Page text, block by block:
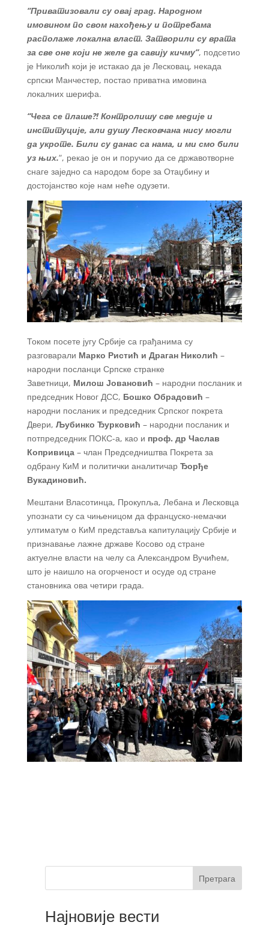
“Приватизовали су овај град. Народном
имовином по свом нахођењу и потребама
располаже локална власт. Затворили су врата
за све оне који не желе да савију кичму”, подсетио
је Николић који је истакао да је Лесковац, некада
српски Манчестер, постао приватна имовина
локалних шерифа.
“Чега се плаше?! Контролишу све медије и
институције, али душу Лесковчана нису могли
да укроте. Били су данас са нама, и ми смо били
уз њих.“, рекао је он и поручио да се државотворне
снаге заједно са народом боре за Отаџбину и
достојанство које нам неће одузети.
Током посете југу Србије са грађанима су
разговарали Марко Ристић и Драган Николић –
народни посланци Српске странке
Заветници, Милош Јовановић – народни посланик и
председник Новог ДСС, Бошко Обрадовић –
народни посланик и председник Српског покрета
Двери, Љубинко Ђурковић – народни посланик и
потпредседник ПОКС-а, као и проф. др Часлав
Копривица– члан Председништва Покрета за
одбрану КиМ и политички аналитичар Ђорђе
Вукадиновић.
Мештани Власотинца, Прокупља, Лебана и Лесковца
упознати су са чињеницом да француско-немачки
ултиматум о КиМ представља капитулацију Србије и
признавање лажне државе Косово од стране
актуелне власти на челу са Александром Вучићем,
што је наишло на огорченост и осуде од стране
становника ова четири града.
Претрага
Најновије вести